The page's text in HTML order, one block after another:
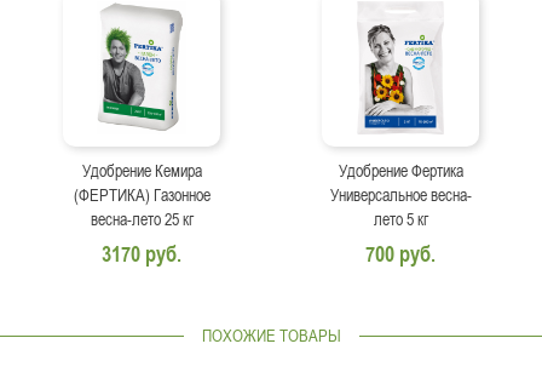
Удобрение Кемира
(ФЕРТИКА) Газонное
весна-лето 25 кг
3170 руб.
Удобрение Фертика
Универсальное весна-
лето 5 кг
700 руб.
ПОХОЖИЕ ТОВАРЫ